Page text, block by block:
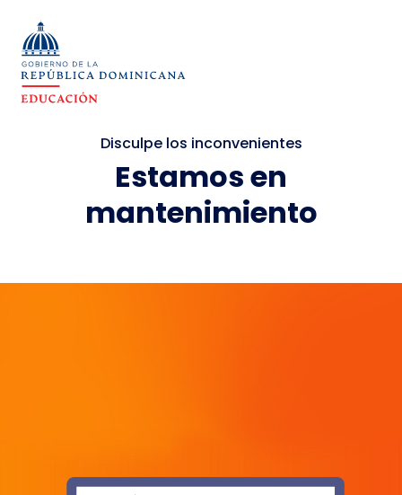
Disculpe los inconvenientes
Estamos en
mantenimiento